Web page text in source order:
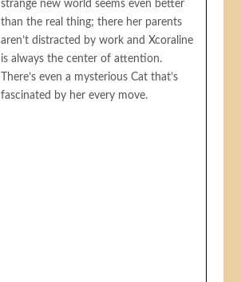
strange new world seems even better
than the real thing; there her parents
aren’t distracted by work and Xcoraline
is always the center of attention.
There’s even a mysterious Cat that’s
fascinated by her every move.